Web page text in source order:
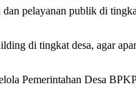
pelayanan publik di
di tingkat desa, agar
Pemerintahan Desa